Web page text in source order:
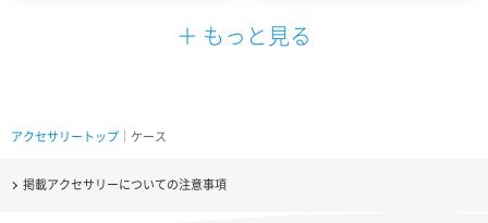
＋ もっと見る
アクセサリートップ ｜ケース
掲載アクセサリーについての注意事項